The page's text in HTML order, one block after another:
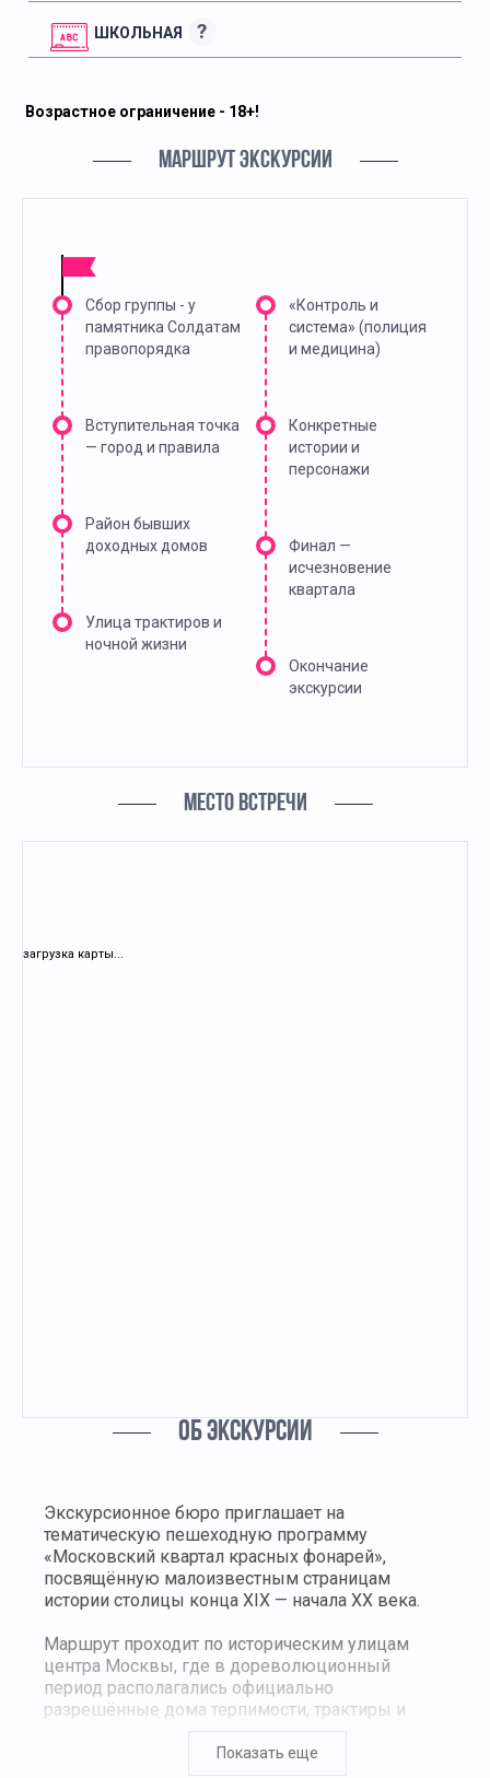
ШКОЛЬНАЯ ?
Возрастное ограничение - 18+!
МАРШРУТ ЭКСКУРСИИ
Сбор группы - у
памятника Солдатам
правопорядка
Вступительная точка
— город и правила
Район бывших
доходных домов
Улица трактиров и
ночной жизни
«Контроль и
система» (полиция
и медицина)
Конкретные
истории и
персонажи
Финал —
исчезновение
квартала
Окончание
экскурсии
МЕСТО ВСТРЕЧИ
загрузка карты...
ОБ ЭКСКУРСИИ
Экскурсионное бюро приглашает на
тематическую пешеходную программу
«Московский квартал красных фонарей»,
посвящённую малоизвестным страницам
истории столицы конца XIX — начала XX века.
Маршрут проходит по историческим улицам
центра Москвы, где в дореволюционный
период располагались официально
разрешённые дома терпимости, трактиры и
особенностях регулирования данной сферы,
Показать еще